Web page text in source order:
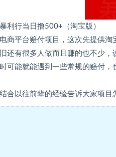
利行当日撸500+（淘宝版）
商平台赔付项目，这次先提供淘
还有很多人做而且赚的也不少，
可能就能遇到一些常规的赔付
合以往前辈的经验告诉大家项